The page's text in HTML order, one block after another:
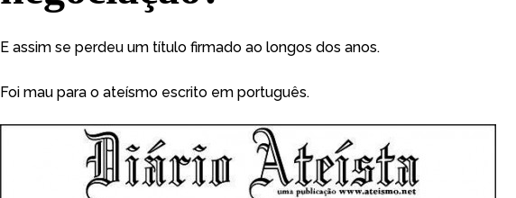
E assim se perdeu um título firmado ao longos dos anos.
Foi mau para o ateísmo escrito em português.